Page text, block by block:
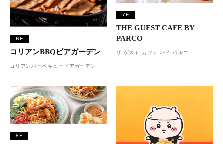
RF
コリアンBBQビアガーデン
コリアンバーベキュービアガーデン
7F
THE GUEST CAFE BY
PARCO
ザ ゲスト カフェ バイ パルコ
8F